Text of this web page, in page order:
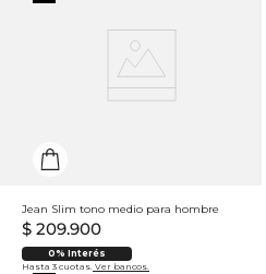
Jean Slim tono medio para hombre
$ 209.900
0% Interés
Hasta 3 cuotas. Ver bancos.